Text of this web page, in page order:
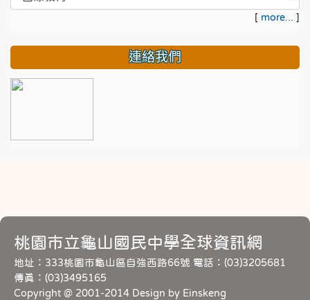
[ more... ]
連絡我們
桃園市立龜山國民中學全球資訊網
地址：333桃園市龜山區自強西路66號 電話：(03)3205681
傳真：(03)3495165
Copyright @ 2001-2014 Design by Einskeng